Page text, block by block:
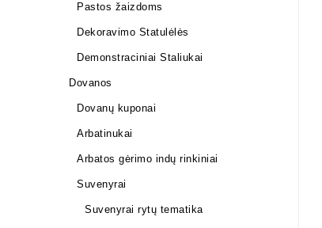
Pastos žaizdoms
Dekoravimo Statulėlės
Demonstraciniai Staliukai
Dovanos
Dovanų kuponai
Arbatinukai
Arbatos gėrimo indų rinkiniai
Suvenyrai
Suvenyrai rytų tematika